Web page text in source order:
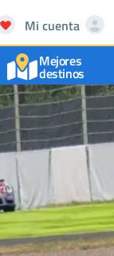
Mi cuenta
Mejores
destinos